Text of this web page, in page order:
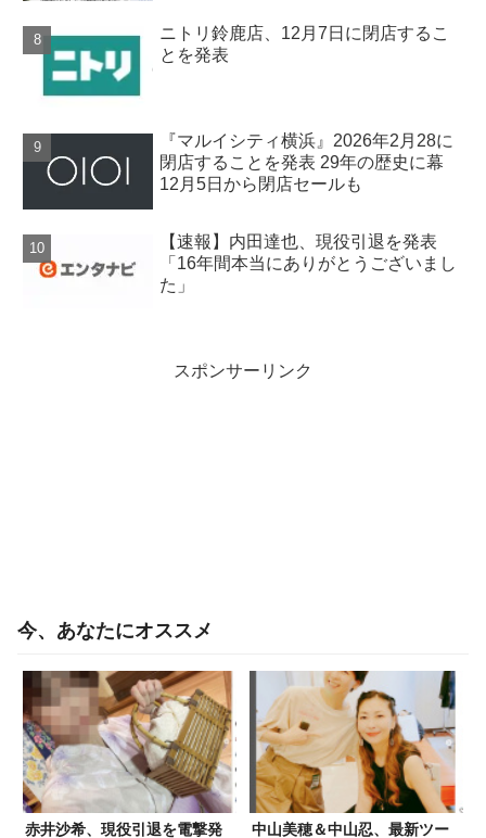
ニトリ鈴鹿店、12月7日に閉店するこ
とを発表
『マルイシティ横浜』2026年2月28に
閉店することを発表 29年の歴史に幕
12月5日から閉店セールも
【速報】内田達也、現役引退を発表
「16年間本当にありがとうございまし
た」
スポンサーリンク
今、あなたにオススメ
赤井沙希、現役引退を電撃発
中山美穂＆中山忍、最新ツー